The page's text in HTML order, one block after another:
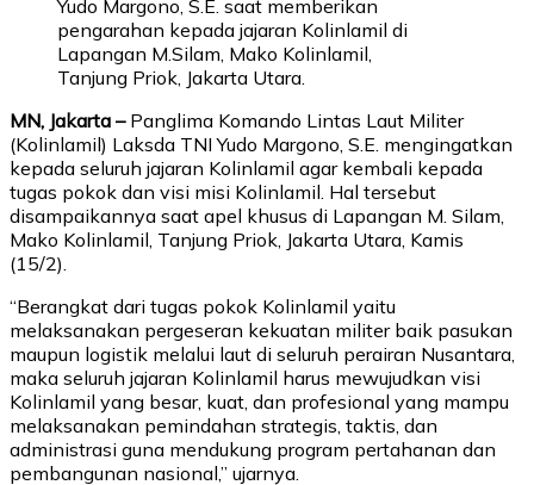
Yudo Margono, S.E. saat memberikan
pengarahan kepada jajaran Kolinlamil di
Lapangan M.Silam, Mako Kolinlamil,
Tanjung Priok, Jakarta Utara.
MN, Jakarta – Panglima Komando Lintas Laut Militer
(Kolinlamil) Laksda TNI Yudo Margono, S.E. mengingatkan
kepada seluruh jajaran Kolinlamil agar kembali kepada
tugas pokok dan visi misi Kolinlamil. Hal tersebut
disampaikannya saat apel khusus di Lapangan M. Silam,
Mako Kolinlamil, Tanjung Priok, Jakarta Utara, Kamis
(15/2).
“Berangkat dari tugas pokok Kolinlamil yaitu
melaksanakan pergeseran kekuatan militer baik pasukan
maupun logistik melalui laut di seluruh perairan Nusantara,
maka seluruh jajaran Kolinlamil harus mewujudkan visi
Kolinlamil yang besar, kuat, dan profesional yang mampu
melaksanakan pemindahan strategis, taktis, dan
administrasi guna mendukung program pertahanan dan
pembangunan nasional,” ujarnya.